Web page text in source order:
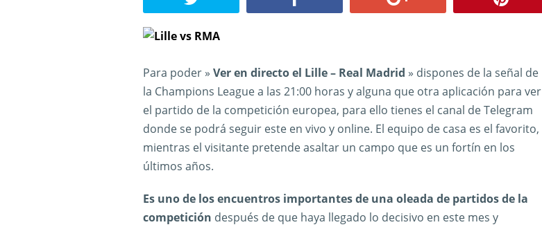
Para poder » Ver en directo el Lille – Real Madrid » dispones de la señal de
la Champions League a las 21:00 horas y alguna que otra aplicación para ver
el partido de la competición europea, para ello tienes el canal de Telegram
donde se podrá seguir este en vivo y online. El equipo de casa es el favorito,
mientras el visitante pretende asaltar un campo que es un fortín en los
últimos años.
Es uno de los encuentros importantes de una oleada de partidos de la
competición después de que haya llegado lo decisivo en este mes y